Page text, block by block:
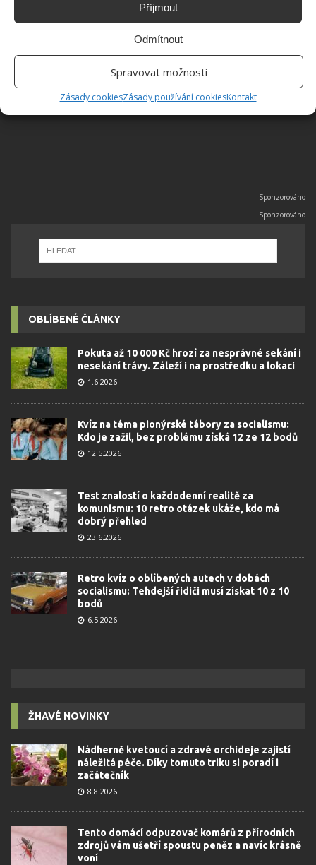
Příjmout
Odmítnout
Spravovat možnosti
Zásady cookiesZásady používání cookiesKontakt
OBLÍBENÉ ČLÁNKY
Pokuta až 10 000 Kč hrozí za nesprávné sekání i
nesekání trávy. Záleží i na prostředku a lokaci
1.6.2026
Kvíz na téma pionýrské tábory za socialismu:
Kdo je zažil, bez problému získá 12 ze 12 bodů
12.5.2026
Test znalostí o každodenní realitě za
komunismu: 10 retro otázek ukáže, kdo má
dobrý přehled
23.6.2026
Retro kvíz o oblíbených autech v dobách
socialismu: Tehdejší řidiči musí získat 10 z 10
bodů
6.5.2026
ŽHAVÉ NOVINKY
Nádherně kvetoucí a zdravé orchideje zajistí
náležitá péče. Díky tomuto triku si poradí i
začátečník
8.8.2026
Tento domácí odpuzovač komárů z přírodních
zdrojů vám ušetří spoustu peněz a navíc krásně
voní